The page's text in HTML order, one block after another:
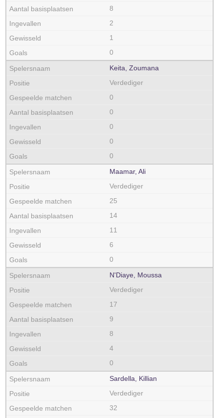
8
2
1
0
Keita, Zoumana
Verdediger
0
0
0
0
0
Maamar, Ali
Verdediger
25
14
11
6
0
N'Diaye, Moussa
Verdediger
17
9
8
4
0
Sardella, Killian
Verdediger
32